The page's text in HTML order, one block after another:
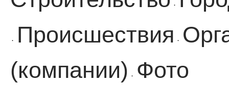
·
· Происшествия ·
(компании)
·
Фото